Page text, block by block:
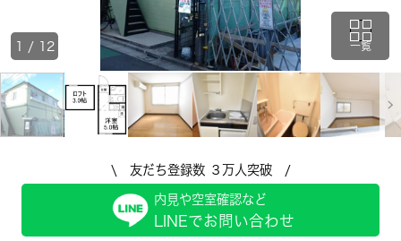
一覧
1 / 12
\ 友だち登録数 ３万人突破 /
内見や空室確認など
LINEでお問い合わせ